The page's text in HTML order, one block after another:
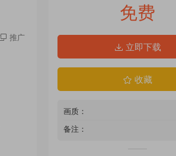
世界知识 2026年
世界知识 2026年
第13期 PDF
下载了资源VOGUE台湾版 2026年
推广
免费
立即下载
收藏
画质：
备注：